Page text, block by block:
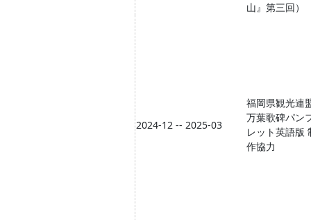
山』第三回）
2024-12 -- 2025-03
福岡県観光連
万葉歌碑パン
レット英語版
作協力